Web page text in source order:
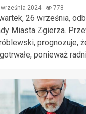
2024 778
26 września,
Miasta Zgierza.
prognozuje,
ponieważ